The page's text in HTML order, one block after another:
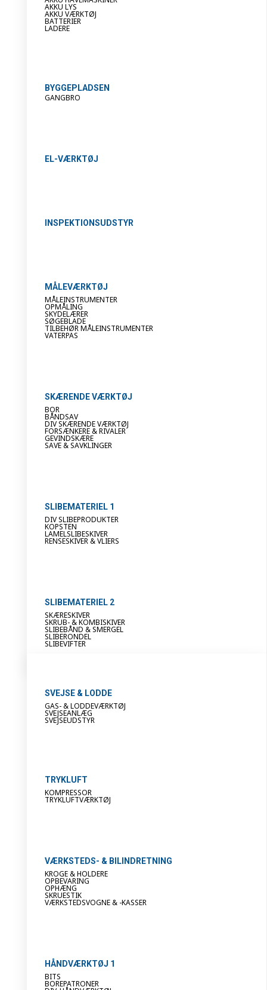
AKKU LYS
AKKU VÆRKTØJ
BATTERIER
LADERE
BYGGEPLADSEN
GANGBRO
EL-VÆRKTØJ
INSPEKTIONSUDSTYR
MÅLEVÆRKTØJ
MÅLEINSTRUMENTER
OPMÅLING
SKYDELÆRER
SØGEBLADE
TILBEHØR MÅLEINSTRUMENTER
VATERPAS
SKÆRENDE VÆRKTØJ
BOR
BÅNDSAV
DIV SKÆRENDE VÆRKTØJ
FORSÆNKERE & RIVALER
GEVINDSKÆRE
SAVE & SAVKLINGER
SLIBEMATERIEL 1
DIV SLIBEPRODUKTER
KOPSTEN
LAMELSLIBESKIVER
RENSESKIVER & VLIERS
SLIBEMATERIEL 2
SKÆRESKIVER
SKRUB- & KOMBISKIVER
SLIBEBÅND & SMERGEL
SLIBERONDEL
SLIBEVIFTER
SVEJSE & LODDE
GAS- & LODDEVÆRKTØJ
SVEJSEANLÆG
SVEJSEUDSTYR
TRYKLUFT
KOMPRESSOR
TRYKLUFTVÆRKTØJ
VÆRKSTEDS- & BILINDRETNING
KROGE & HOLDERE
OPBEVARING
OPHÆNG
SKRUESTIK
VÆRKSTEDSVOGNE & -KASSER
HÅNDVÆRKTØJ 1
BITS
BOREPATRONER